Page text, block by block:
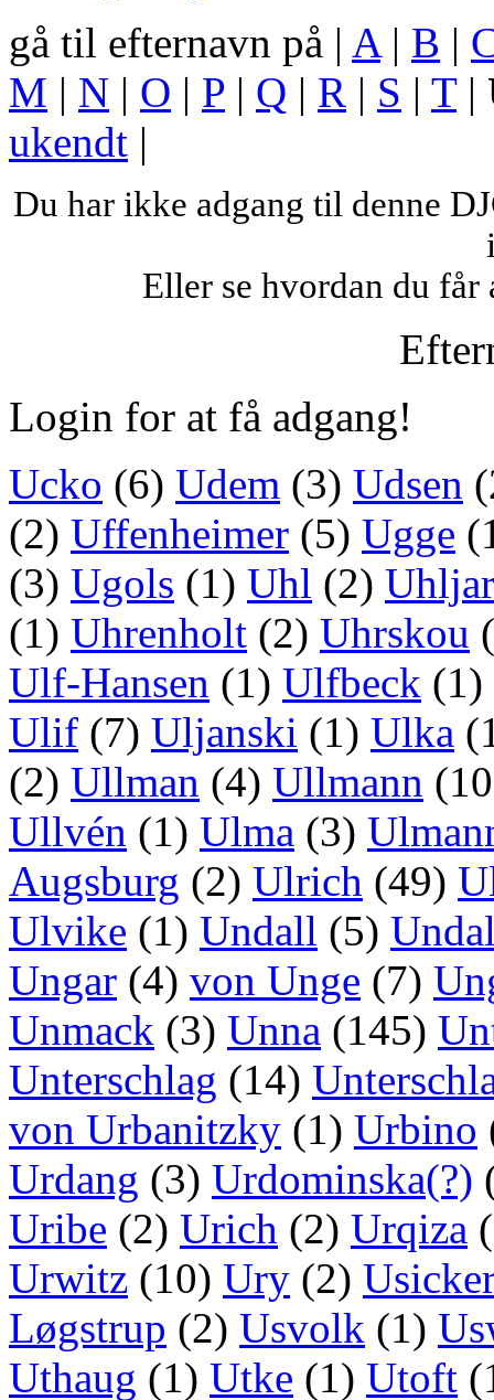
gå til efternavn på | A| B |
M | N | O | P | Q | R | S | T|
ukendt |
Du har ikke adgang til denne
Eller se hvordan du får
Login for at få adgang!
Ucko (6) Udem (3) Udsen
(2) Uffenheimer (5) Ugge
(3) Ugols (1) Uhl (2)
(1) Uhrenholt (2) Uhrskou
Ulf-Hansen (1) Ulfbeck (1)
Ulif (7) Uljanski (1) Ulka
(2) Ullman (4) Ullmann
Ullvén (1) Ulma (3)
Augsburg (2) Ulrich (49)
Ulvike (1) Undall (5)
Ungar (4) von Unge (7)
Unmack (3) Unna (145)
Unterschlag (14)
von Urbanitzky (1) Urbino
Urdang (3) Urdominska(?)
Uribe (2) Urich (2) Urqiza
Urwitz (10) Ury (2)
Løgstrup (2) Usvolk (1)
Uthaug (1) Utke (1) Utoft